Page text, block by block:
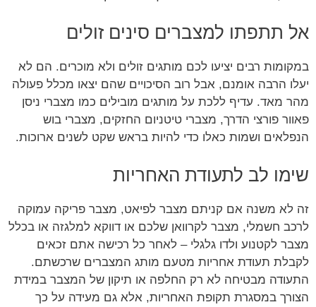
אל תתפתו למצברים סינים זולים
במקומות רבים יציעו לכם מותגים זולים ולא מוכרים. הם לא
יעלו הרבה אומנם, אבל רוב הסיכויים שהם יצאו מכלל פעולה
מהר מאד. עדיף ללכת על מותגים מובילים כמו מצברי ניסן
פאוור פורצי הדרך, מצברי טיטניום החזקים, מצברי בוש
הנפלאים ושמות כאלו כדי להיות בראש שקט לשנים ארוכות.
שימו לב לתעודת האחריות
זה לא משנה אם קניתם מצבר לפיאט, מצבר פריקה עמוקה
לרכב חשמלי, מצבר לקרוואן שלכם או דווקא למלגזה או בכלל
מצבר לקטנוע ולדו גלגלי – לאחר כל רכישה אתם זכאים
לקבלת תעודת אחריות מטעם מותג המצברים שרכשתם.
התעודה מבטיחה לא רק החלפה או תיקון של המצבר במידת
הצורך במסגרת תקופת האחריות, אלא גם מעידה על כך